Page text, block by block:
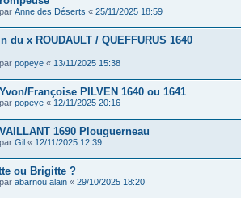
Anne des Déserts « 25/11/2025 18:59
du x ROUDAULT / QUEFFURUS 1640
popeye « 13/11/2025 15:38
Françoise PILVEN 1640 ou 1641
popeye « 12/11/2025 20:16
1690 Plouguerneau
Gil « 12/11/2025 12:39
ou Brigitte ?
abarnou alain « 29/10/2025 18:20